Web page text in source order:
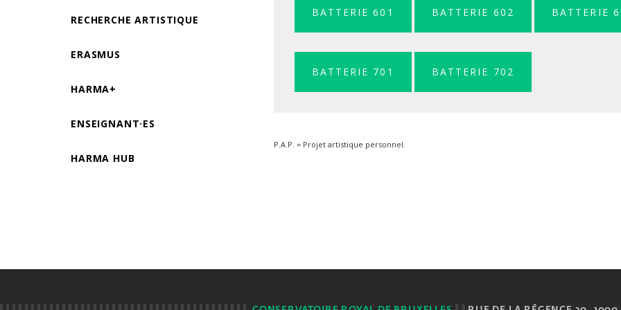
RECHERCHE ARTISTIQUE
ERASMUS
HARMA+
ENSEIGNANT·ES
HARMA HUB
BATTERIE 601 BATTERIE 602 BATTERIE
BATTERIE 701 BATTERIE 702
P.A.P. = Projet artistique personnel.